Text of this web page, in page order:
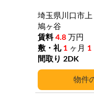
埼玉県川口市上
鳩ヶ谷
4.8 万円
1 ヶ月 1
2DK